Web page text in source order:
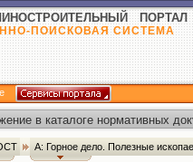
ПОРТАЛ
ПОИСКОВАЯ СИСТЕМА
в каталоге нормативных
А: Горное дело. Полезные